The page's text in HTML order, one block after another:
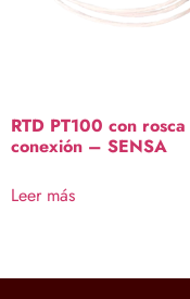
RTD PT100 con
conexión – SENSA
Leer más